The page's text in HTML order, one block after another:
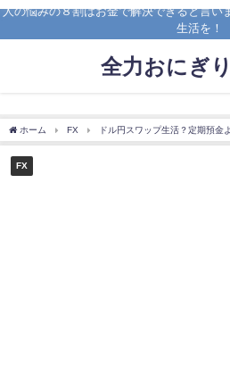
人の悩みの８割はお金で解決できると言い
生活を！
全力おにぎ
ホーム FX ドル円スワップ生活？定期預金
FX